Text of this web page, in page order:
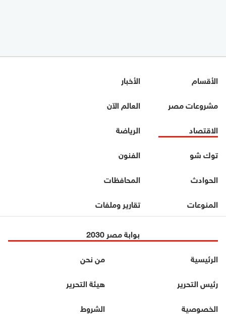
الأقسام
الأخبار
مشروعات مصر
العالم الآن
الاقتصاد
الرياضة
توك شو
الفنون
الحوادث
المحافظات
المنوعات
تقارير وملفات
بوابة مصر 2030
الرئيسية
من نحن
رئيس التحرير
هيئة التحرير
الخصوصية
الشروط